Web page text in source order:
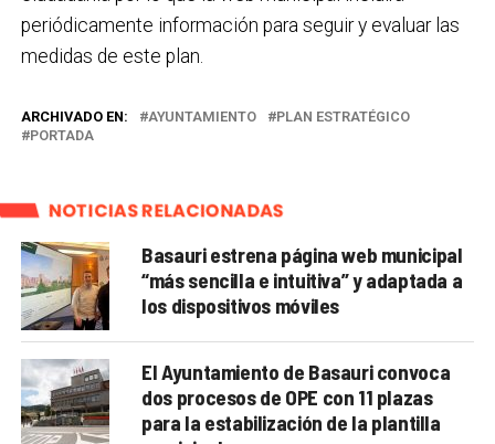
periódicamente información para seguir y evaluar las
medidas de este plan.
ARCHIVADO EN: AYUNTAMIENTO
PLAN ESTRATÉGICO
PORTADA
NOTICIAS RELACIONADAS
Basauri estrena página web municipal
“más sencilla e intuitiva” y adaptada a
los dispositivos móviles
El Ayuntamiento de Basauri convoca
dos procesos de OPE con 11 plazas
para la estabilización de la plantilla